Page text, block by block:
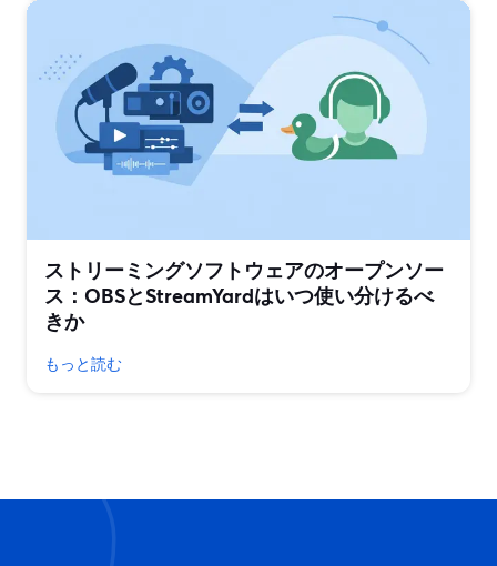
ストリーミングソフトウェアのオープンソー
ス：OBSとStreamYardはいつ使い分けるべ
きか
もっと読む